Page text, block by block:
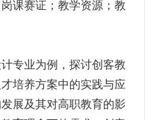
课赛证；教学资源；教
专业为例，探讨创客教
培养方案中的实践与应
展及其对高职教育的影